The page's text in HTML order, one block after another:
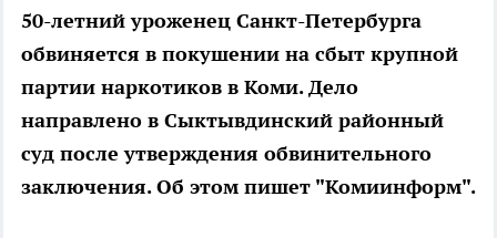
50-летний уроженец Санкт-Петербурга
обвиняется в покушении на сбыт крупной
партии наркотиков в Коми. Дело
направлено в Сыктывдинский районный
суд после утверждения обвинительного
заключения. Об этом пишет "Комиинформ".